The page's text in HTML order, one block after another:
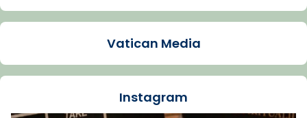
Arquebisbat de Barcelona
La Carmina va patir depressió. Fa gairebé
dos mesos, a l'Estadi Lluís Companys, la
Vatican Media
Instagram